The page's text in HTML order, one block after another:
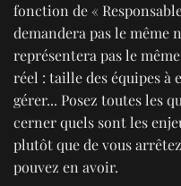
fonction de «
demandera pas le même
représentera pas le
réel : taille des équipes à
gérer... Posez toutes les
cerner quels sont les
plutôt que de vous
pouvez en avoir.